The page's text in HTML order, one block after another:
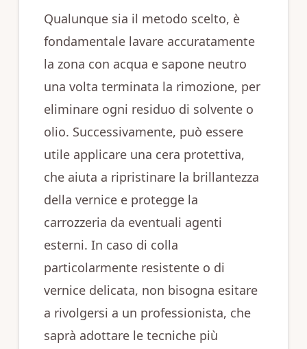
Qualunque sia il metodo scelto, è
fondamentale lavare accuratamente
la zona con acqua e sapone neutro
una volta terminata la rimozione, per
eliminare ogni residuo di solvente o
olio. Successivamente, può essere
utile applicare una cera protettiva,
che aiuta a ripristinare la brillantezza
della vernice e protegge la
carrozzeria da eventuali agenti
esterni. In caso di colla
particolarmente resistente o di
vernice delicata, non bisogna esitare
a rivolgersi a un professionista, che
saprà adottare le tecniche più